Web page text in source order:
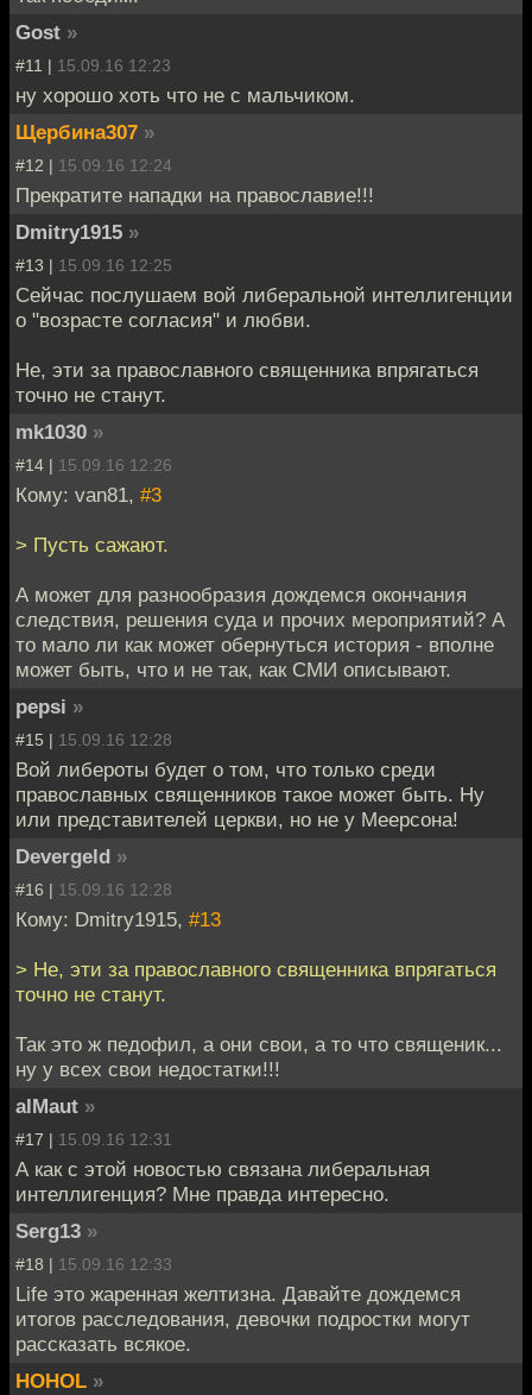
Gost »
#11 | 15.09.16 12:23
ну хорошо хоть что не с мальчиком.
Щербина307 »
#12 | 15.09.16 12:24
Прекратите нападки на православие!!!
Dmitry1915 »
#13 | 15.09.16 12:25
Сейчас послушаем вой либеральной интеллигенции
о "возрасте согласия" и любви.
Не, эти за православного священника впрягаться
точно не станут.
mk1030 »
#14 | 15.09.16 12:26
Кому: van81, #3
> Пусть сажают.
А может для разнообразия дождемся окончания
следствия, решения суда и прочих мероприятий? А
то мало ли как может обернуться история - вполне
может быть, что и не так, как СМИ описывают.
pepsi »
#15 | 15.09.16 12:28
Вой либероты будет о том, что только среди
православных священников такое может быть. Ну
или представителей церкви, но не у Меерсона!
Devergeld »
#16 | 15.09.16 12:28
Кому: Dmitry1915, #13
> Не, эти за православного священника впрягаться
точно не станут.
Так это ж педофил, а они свои, а то что священик...
ну у всех свои недостатки!!!
alMaut »
#17 | 15.09.16 12:31
А как с этой новостью связана либеральная
интеллигенция? Мне правда интересно.
Serg13 »
#18 | 15.09.16 12:33
Life это жаренная желтизна. Давайте дождемся
итогов расследования, девочки подростки могут
рассказать всякое.
HOHOL »